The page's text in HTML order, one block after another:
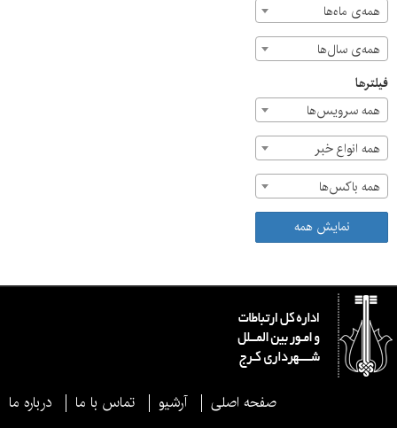
همه‌ی ماه‌ها
همه‌ی سال‌ها
فیلترها
همه سرویس‌ها
همه انواع خبر
همه باکس‌ها
نمایش همه
صفحه اصلی آرشیو تماس با ما درباره ما